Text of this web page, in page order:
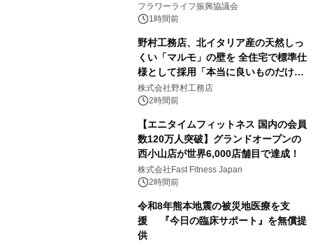
フラワーライフ振興協議会
1時間前
野村工務店、北イタリア産の天然しっ
くい「マルモ」の壁を 全住宅で標準仕
様として採用「本当に良いものだけに
こだわる」
株式会社野村工務店
2時間前
【エニタイムフィットネス 国内の会員
数120万人突破】グランドオープンの
西小山店が世界6,000店舗目で達成！
株式会社Fast Fitness Japan
2時間前
令和8年熊本地震の被災地医療を支
援 『今日の臨床サポート』を無償提
供